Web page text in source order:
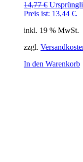
14,77€
Preis ist: 13,44 €.
inkl. 19 % MwSt.
zzgl.
In den Warenkorb